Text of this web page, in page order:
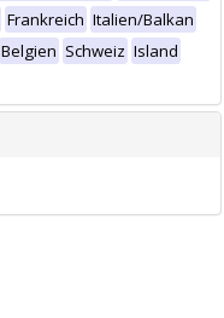
Frankreich Italien/Balkan
Belgien Schweiz Island